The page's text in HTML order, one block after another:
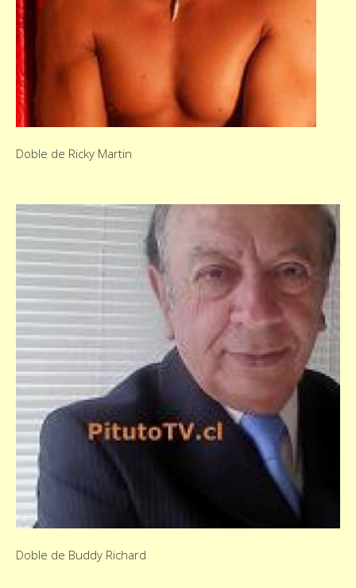
Doble de Ricky Martin
Doble de Buddy Richard